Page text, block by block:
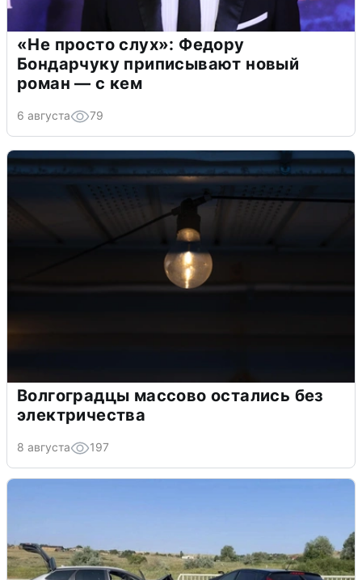
«Не просто слух»: Федору
Бондарчуку приписывают новый
роман — с кем
6 августа 79
Волгоградцы массово остались без
электричества
8 августа 197